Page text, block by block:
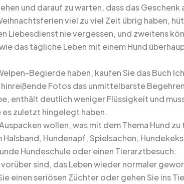
und darauf zu warten, dass das Geschenk
viel zu viel Zeit übrig haben,
Liebesdienst nie vergessen, und zweitens
das tägliche Leben mit einem Hund
Begierde haben, kaufen Sie das Buch
Fotos das unmittelbarste
enthält deutlich weniger Flüssigkeit und
zuletzt hingelegt haben.
wollen, was mit dem Thema Hund
Hundenapf, Spielsachen,
Hundeschule oder einen Tierarztbesuch.
sind, das Leben wieder normaler
einen seriösen Züchter oder gehen Sie ins